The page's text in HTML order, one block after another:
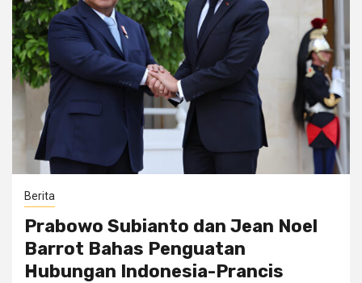
Berita
Prabowo Subianto dan Jean Noel
Barrot Bahas Penguatan
Hubungan Indonesia-Prancis